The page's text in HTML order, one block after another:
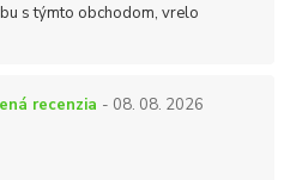
s týmto obchodom, vrelo
recenzia - 08. 08. 2026